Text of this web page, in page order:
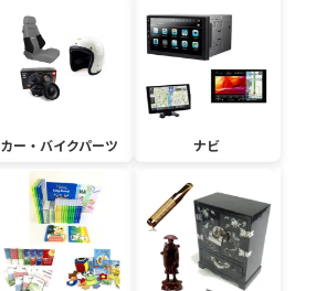
カー・バイクパーツ ナビ